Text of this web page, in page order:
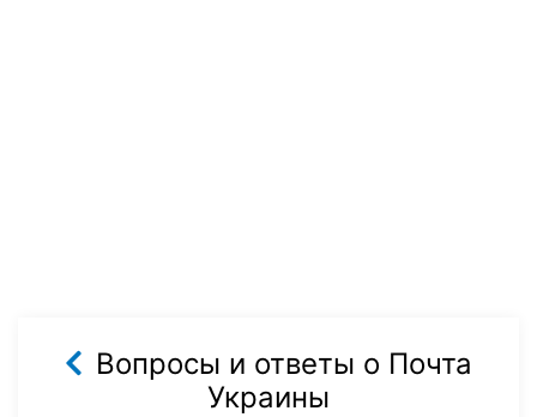
Вопросы и ответы о Почта
Украины